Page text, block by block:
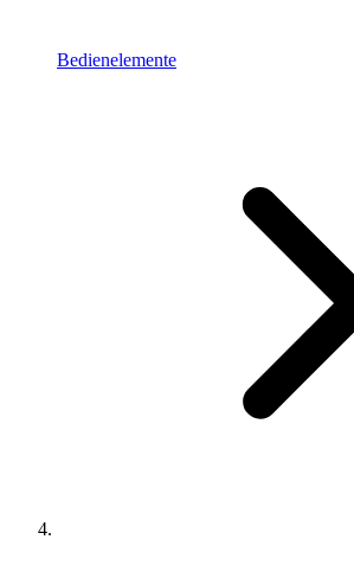
Bedienelemente